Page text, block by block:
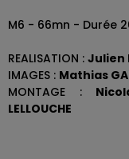
M6 - 66mn - Durée
REALISATION : Julien
IMAGES : Mathias
MONTAGE :
LELLOUCHE